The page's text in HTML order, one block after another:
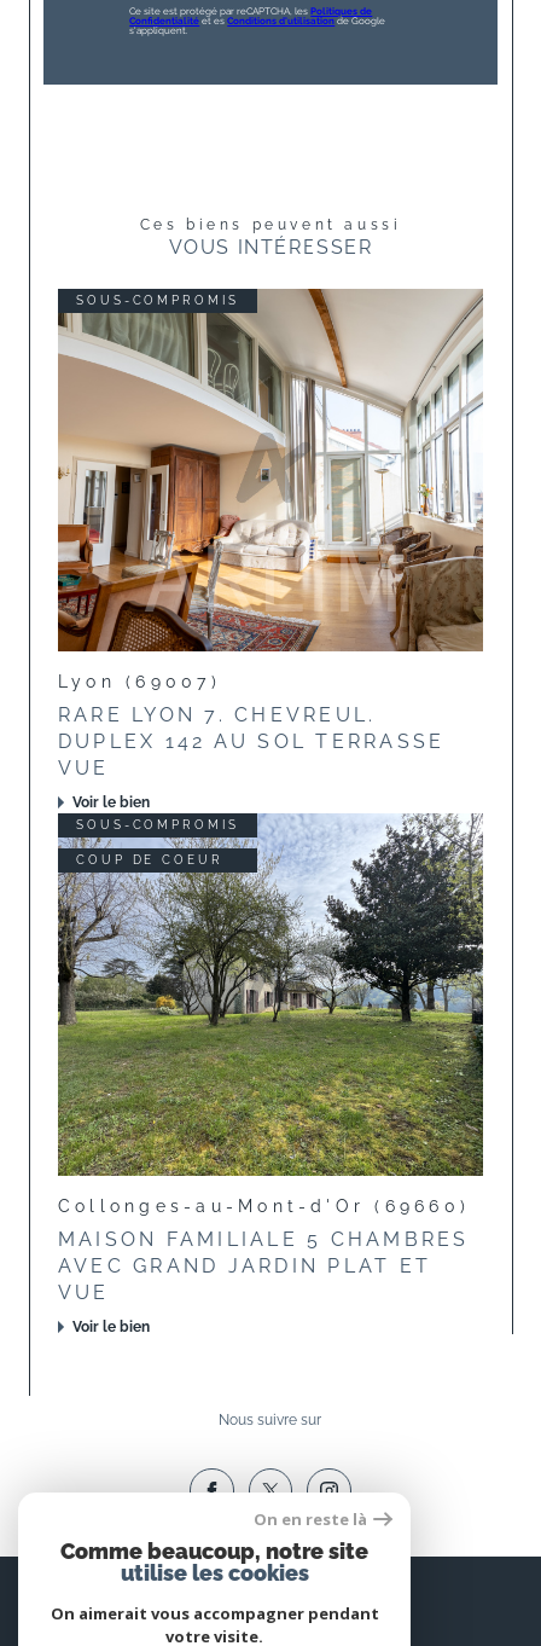
Ce site est protégé par reCAPTCHA, les Politiques de
Confidentialité et esConditions d'utilisation de Google
s'appliquent.
Ces biens peuvent aussi
VOUS INTÉRESSER
SOUS-COMPROMIS
Lyon (69007)
RARE LYON 7. CHEVREUL.
DUPLEX 142 AU SOL TERRASSE
VUE
Voir le bien
SOUS-COMPROMIS
COUP DE COEUR
Collonges-au-Mont-d'Or (69660)
MAISON FAMILIALE 5 CHAMBRES
AVEC GRAND JARDIN PLAT ET
VUE
Voir le bien
Nous suivre sur
Espace
PROPRIÉTAIRE
On en reste là
Comme beaucoup, notre site
utilise les cookies
On aimerait vous accompagner pendant
votre visite.